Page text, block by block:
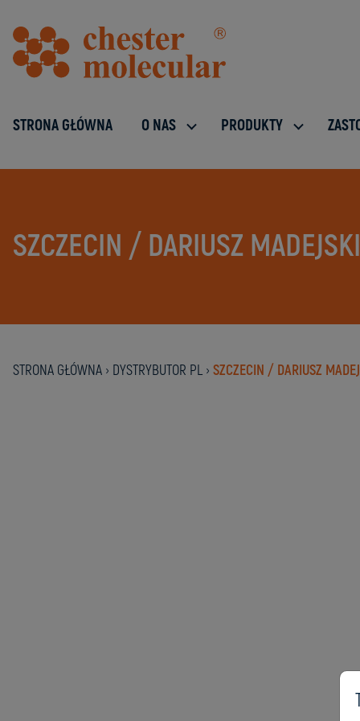
STRONA GŁÓWNA O NAS PRODUKTY
SZCZECIN / DARIUSZ MADEJSKI
STRONA GŁÓWNA › DYSTRYBUTOR PL › SZCZECIN / DARIUSZ